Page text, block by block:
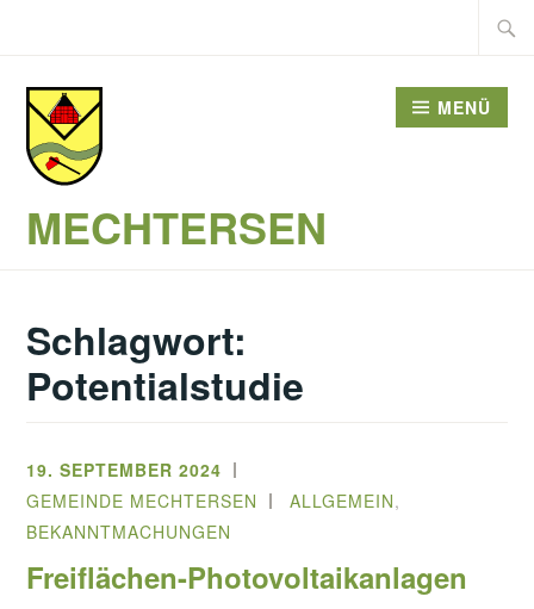
springen
Suche
MECHTERSEN
MENÜ
Schlagwort:
Potentialstudie
19. SEPTEMBER 2024
GEMEINDE MECHTERSEN
ALLGEMEIN,
BEKANNTMACHUNGEN
Freiflächen-Photovoltaikanlagen